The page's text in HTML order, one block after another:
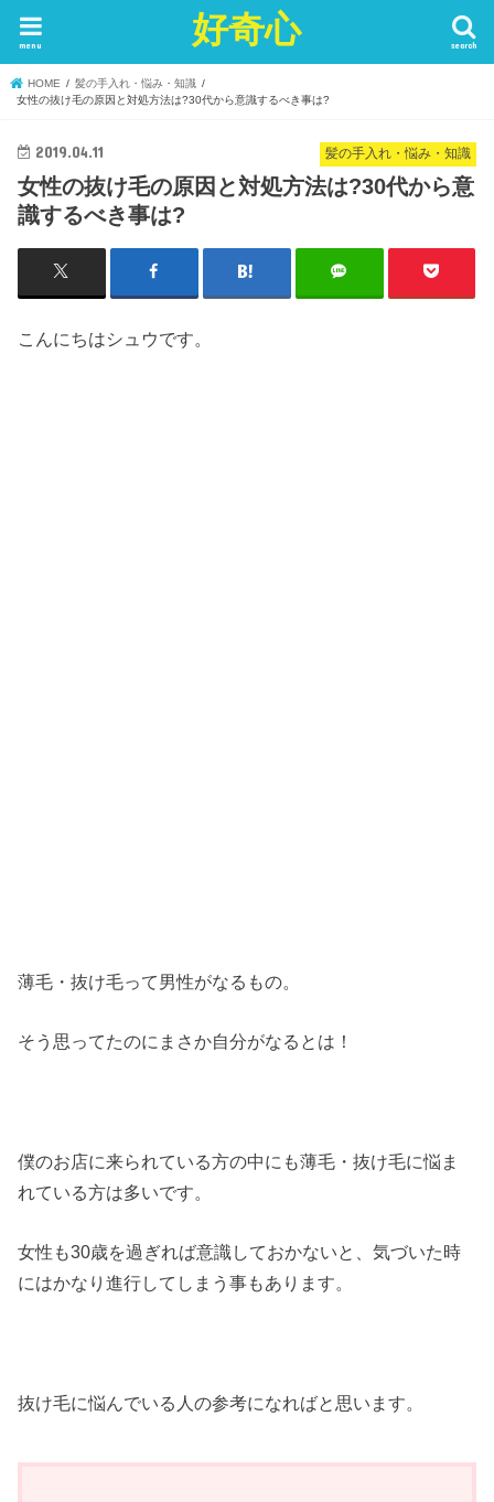
好奇心 search
menu
HOME
髪の手入れ・悩み・知識
女性の抜け毛の原因と対処方法は?30代から意識するべき事は?
髪の手入れ・悩み・知識
2019.04.11
女性の抜け毛の原因と対処方法は?30代から意
識するべき事は?
こんにちはシュウです。
薄毛・抜け毛って男性がなるもの。
そう思ってたのにまさか自分がなるとは！
僕のお店に来られている方の中にも薄毛・抜け毛に悩ま
れている方は多いです。
女性も30歳を過ぎれば意識しておかないと、気づいた時
にはかなり進行してしまう事もあります。
抜け毛に悩んでいる人の参考になればと思います。